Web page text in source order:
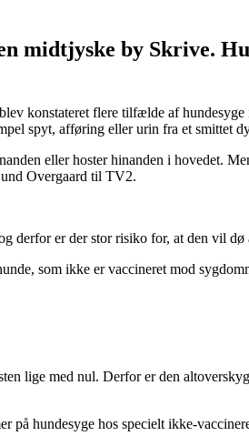
midtjyske by Skrive.
konstateret flere tilfælde af
spyt, afføring eller urin fra et smittet
eller hoster hinanden i hovedet.
Overgaard til TV2.
derfor er der stor risiko for, at den vil
som ikke er vaccineret mod
lige med nul. Derfor er den
hundesyge hos specielt ikke-